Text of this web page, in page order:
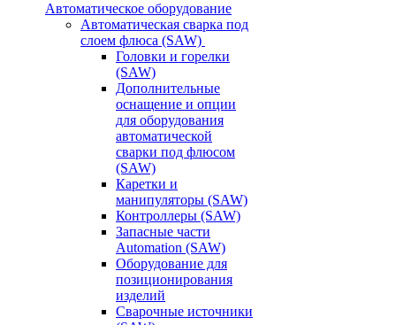
Автоматическое оборудование
Автоматическая сварка под
слоем флюса (SAW)
Головки и горелки
(SAW)
Дополнительные
оснащение и опции
для оборудования
автоматической
сварки под флюсом
(SAW)
Каретки и
манипуляторы (SAW)
Контроллеры (SAW)
Запасные части
Automation (SAW)
Оборудование для
позиционирования
изделий
Сварочные источники